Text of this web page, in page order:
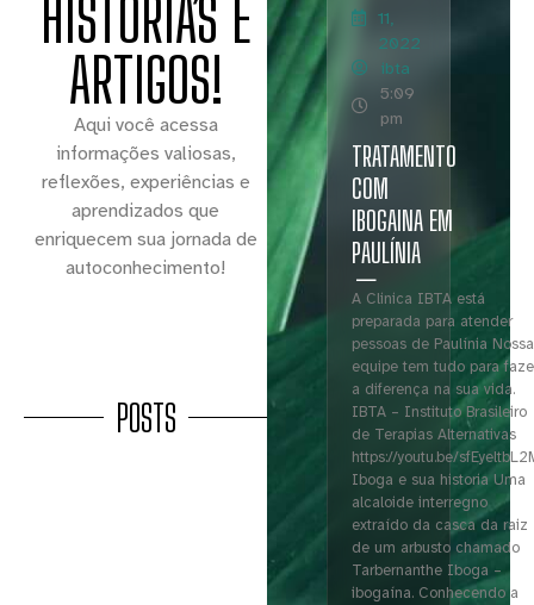
HISTÓRIAS E
ARTIGOS!
Aqui você acessa
informações valiosas,
reflexões, experiências e
aprendizados que
enriquecem sua jornada de
autoconhecimento!
POSTS
11,
2022
ibta
5:09
pm
TRATAMENTO
COM
IBOGAINA EM
PAULÍNIA
A Clinica IBTA está
preparada para atender
pessoas de Paulínia Nossa
equipe tem tudo para
a diferença na sua vida.
IBTA – Instituto Brasileiro
de Terapias Alternativas
https://youtu.be/
Iboga e sua historia Uma
alcaloide interregno
extraído da casca da raiz
de um arbusto chamado
Tarbernanthe Iboga –
ibogaína. Conhecendo a